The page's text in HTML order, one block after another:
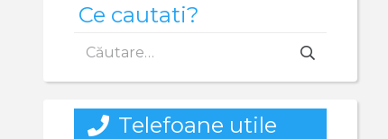
Ce cautati?
după:
Telefoane utile